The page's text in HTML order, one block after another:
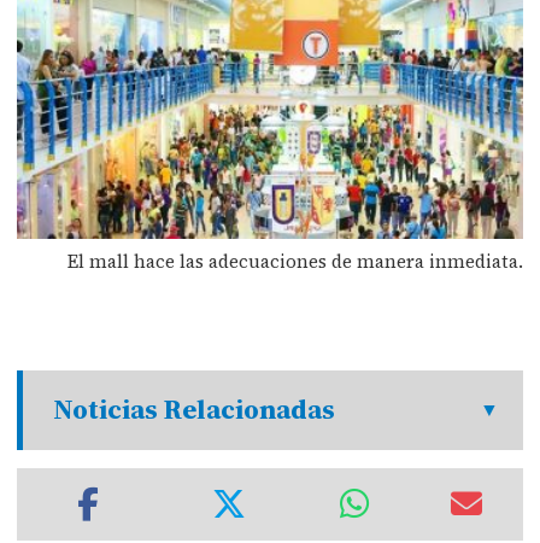
El mall hace las adecuaciones de manera inmediata.
Noticias Relacionadas